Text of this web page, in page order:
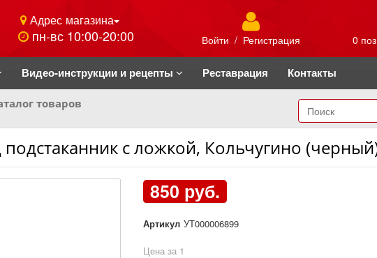
Адрес магазина
пн-вс 10:00-20:00 Войти / Регистрация
0
Видео-инструкции и рецепты Реставрация Контакты
товаров
с ложкой, Кольчугино
850 руб.
Артикул УТ000006899
Цена за 1